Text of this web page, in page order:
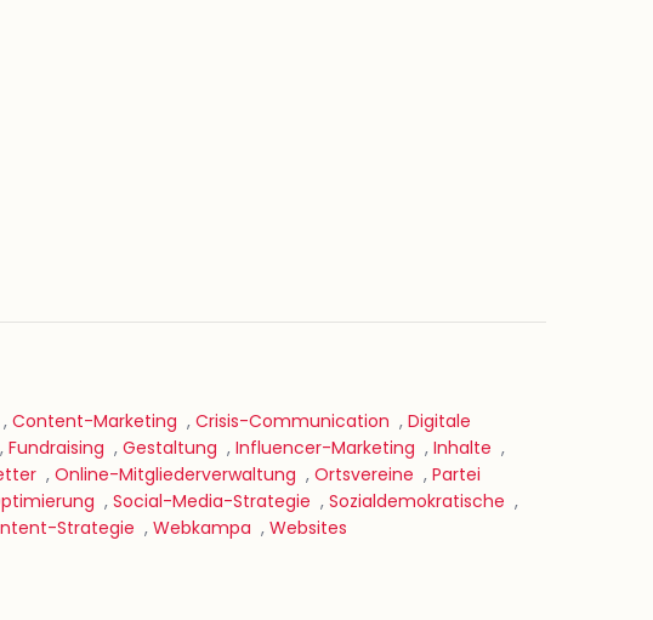
, Content-Marketing , Crisis-Communication , Digitale
, Fundraising , Gestaltung , Influencer-Marketing , Inhalte ,
, Online-Mitgliederverwaltung , Ortsvereine , Partei
, Social-Media-Strategie , Sozialdemokratische ,
Strategie , Webkampa , Websites